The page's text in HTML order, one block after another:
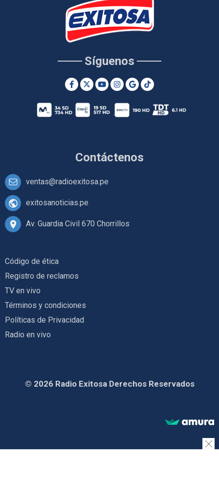
Contáctenos
ventas@radioexitosa.pe
exitosanoticias.pe
Av. Guardia Civil 670 Chorrillos
Síguenos
Código de ética
Registro de reclamos
TV en vivo
Términos y condiciones
Políticas de Privacidad
Radio en vivo
© 2026 Radio Exitosa Derechos Reservados